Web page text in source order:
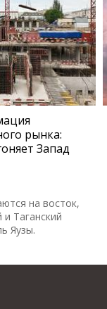
рынка:
Запад
на восток,
Таганский
Яузы.